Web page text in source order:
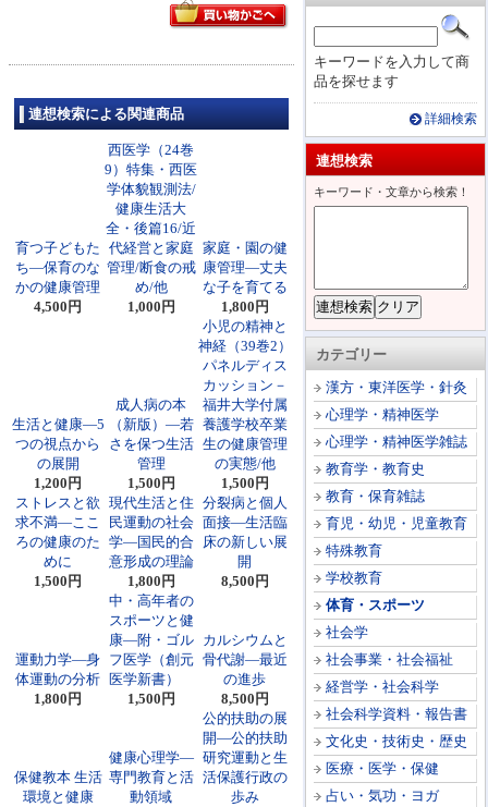
キーワードを入力して商
品を探せます
詳細検索
連想検索
キーワード・文章から検索！
カテゴリー
漢方・東洋医学・針灸
心理学・精神医学
心理学・精神医学雑誌
教育学・教育史
教育・保育雑誌
育児・幼児・児童教育
特殊教育
学校教育
体育・スポーツ
社会学
社会事業・社会福祉
経営学・社会科学
社会科学資料・報告書
文化史・技術史・歴史
医療・医学・保健
占い・気功・ヨガ
連想検索による関連商品
育つ子どもた
ち―保育のな
かの健康管理
4,500円
西医学（24巻
9）特集・西医
学体貌観測法/
健康生活大
全・後篇16/近
代経営と家庭
管理/断食の戒
め/他
1,000円
家庭・園の健
康管理―丈夫
な子を育てる
1,800円
生活と健康―5
つの視点から
の展開
1,200円
成人病の本
（新版）―若
さを保つ生活
管理
1,500円
小児の精神と
神経（39巻2）
パネルディス
カッション－
福井大学付属
養護学校卒業
生の健康管理
の実態/他
1,500円
ストレスと欲
求不満―ここ
ろの健康のた
めに
1,500円
現代生活と住
民運動の社会
学―国民的合
意形成の理論
1,800円
分裂病と個人
面接―生活臨
床の新しい展
開
8,500円
運動力学―身
体運動の分析
1,800円
中・高年者の
スポーツと健
康―附・ゴル
フ医学（創元
医学新書）
1,500円
カルシウムと
骨代謝―最近
の進歩
8,500円
保健教本 生活
環境と健康
健康心理学―
専門教育と活
動領域
公的扶助の展
開―公的扶助
研究運動と生
活保護行政の
歩み